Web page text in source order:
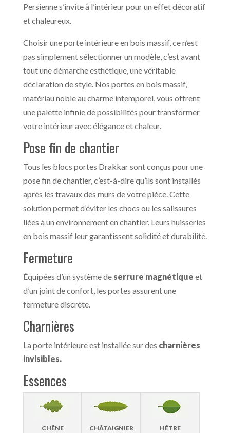
Persienne s’invite à l’intérieur pour un effet décoratif
et chaleureux.
Choisir une porte intérieure en bois massif, ce n’est
pas simplement sélectionner un modèle, c’est avant
tout une démarche esthétique, une véritable
déclaration de style. Nos portes en bois massif,
matériau noble au charme intemporel, vous offrent
une palette infinie de possibilités pour transformer
votre intérieur avec élégance et chaleur.
Pose fin de chantier
Tous les blocs portes Drakkar sont conçus pour une
pose fin de chantier, c’est-à-dire qu’ils sont installés
après les travaux des murs de votre pièce. Cette
solution permet d’éviter les chocs ou les salissures
liées à un environnement en chantier. Leurs huisseries
en bois massif leur garantissent solidité et durabilité.
Fermeture
Équipées d’un système de serrure magnétique et
d’un joint de confort, les portes assurent une
fermeture discrète.
Charnières
La porte intérieure est installée sur des charnières
invisibles.
Essences
CHÊNE
CHÂTAIGNIER
HÊTRE